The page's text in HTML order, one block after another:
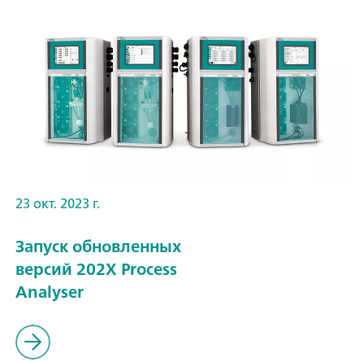
23 окт. 2023 г.
Запуск обновленных
версий 202X Process
Analyser